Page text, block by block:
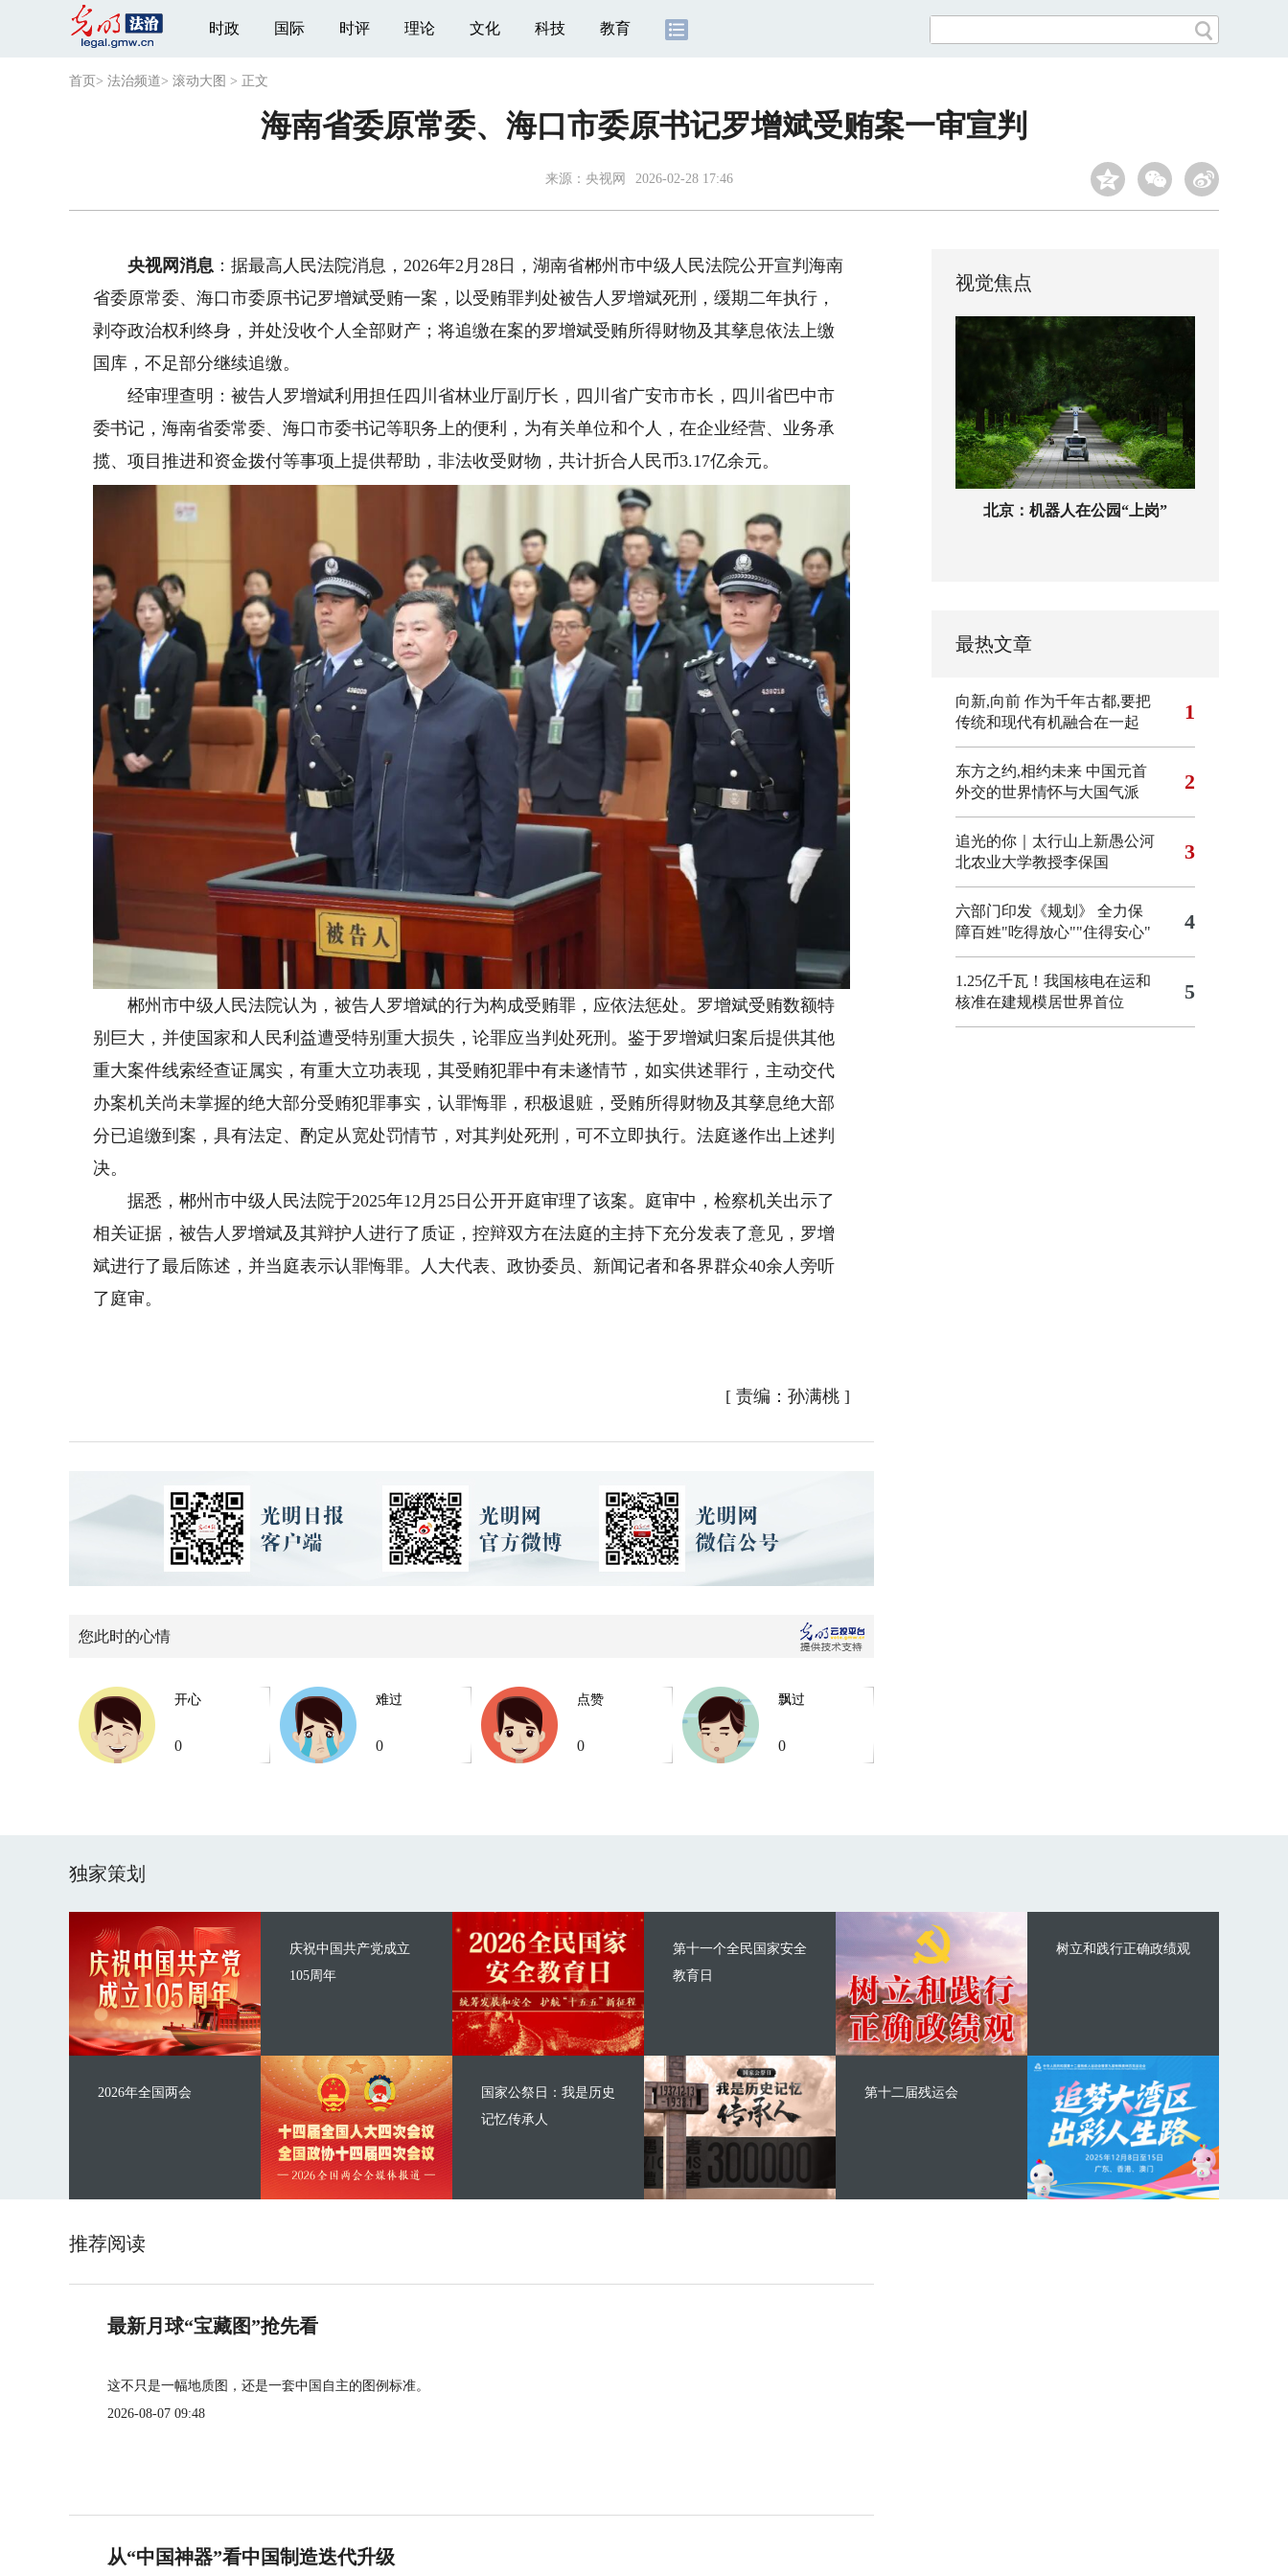
时政 国际 时评 理论 文化 科技 教育
首页 > 法治频道> 滚动大图 > 正文
海南省委原常委、海口市委原书记罗增斌受贿案一审宣判
来源： 央视网 2026-02-28 17:46
央视网消息 ：据最高人民法院消息，2026年2月28日，湖南省郴州市中级人民法院公开宣判海南
省委原常委、海口市委原书记罗增斌受贿一案，以受贿罪判处被告人罗增斌死刑，缓期二年执行，
剥夺政治权利终身，并处没收个人全部财产；将追缴在案的罗增斌受贿所得财物及其孳息依法上缴
国库，不足部分继续追缴。
经审理查明：被告人罗增斌利用担任四川省林业厅副厅长，四川省广安市市长，四川省巴中市
委书记，海南省委常委、海口市委书记等职务上的便利，为有关单位和个人，在企业经营、业务承
揽、项目推进和资金拨付等事项上提供帮助，非法收受财物，共计折合人民币3.17亿余元。
郴州市中级人民法院认为，被告人罗增斌的行为构成受贿罪，应依法惩处。罗增斌受贿数额特
别巨大，并使国家和人民利益遭受特别重大损失，论罪应当判处死刑。鉴于罗增斌归案后提供其他
重大案件线索经查证属实，有重大立功表现，其受贿犯罪中有未遂情节，如实供述罪行，主动交代
办案机关尚未掌握的绝大部分受贿犯罪事实，认罪悔罪，积极退赃，受贿所得财物及其孳息绝大部
分已追缴到案，具有法定、酌定从宽处罚情节，对其判处死刑，可不立即执行。法庭遂作出上述判
决。
据悉，郴州市中级人民法院于2025年12月25日公开开庭审理了该案。庭审中，检察机关出示了
相关证据，被告人罗增斌及其辩护人进行了质证，控辩双方在法庭的主持下充分发表了意见，罗增
斌进行了最后陈述，并当庭表示认罪悔罪。人大代表、政协委员、新闻记者和各界群众40余人旁听
了庭审。
[ 责编：孙满桃 ]
您此时的心情
开心
0
难过
0
点赞
0
飘过
0
视觉焦点
北京：机器人在公园“上岗”
最热文章
向新,向前 作为千年古都,要把
传统和现代有机融合在一起
1
东方之约,相约未来 中国元首
外交的世界情怀与大国气派
2
追光的你｜太行山上新愚公河
北农业大学教授李保国
3
六部门印发《规划》 全力保
障百姓"吃得放心""住得安心"
4
1.25亿千瓦！我国核电在运和
核准在建规模居世界首位
5
独家策划
庆祝中国共产党成立
105周年
2026年全国两会
第十一个全民国家安全
教育日
国家公祭日：我是历史
记忆传承人
树立和践行正确政绩观
第十二届残运会
推荐阅读
最新月球“宝藏图”抢先看
这不只是一幅地质图，还是一套中国自主的图例标准。
2026-08-07 09:48
从“中国神器”看中国制造迭代升级